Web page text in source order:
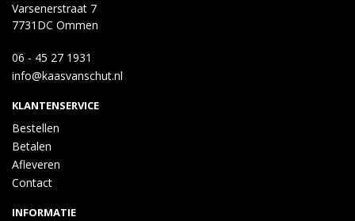
Varsenerstraat 7
7731DC Ommen
06 - 45 27 1931
info@kaasvanschut.nl
KLANTENSERVICE
Bestellen
Betalen
Afleveren
Contact
INFORMATIE